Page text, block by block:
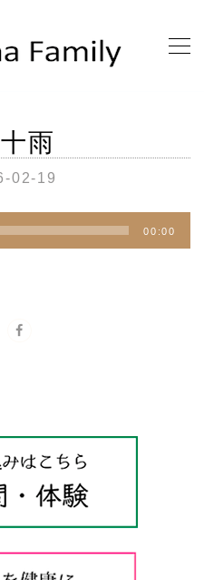
雨
02-19
00:00